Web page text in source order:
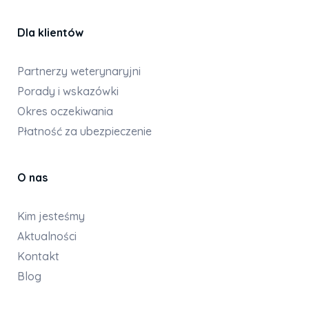
Dla klientów
Partnerzy weterynaryjni
Porady i wskazówki
Okres oczekiwania
Płatność za ubezpieczenie
O nas
Kim jesteśmy
Aktualności
Kontakt
Blog